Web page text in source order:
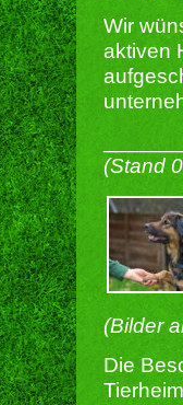
Wir
aktiven
(Stand
(Bilder
Die